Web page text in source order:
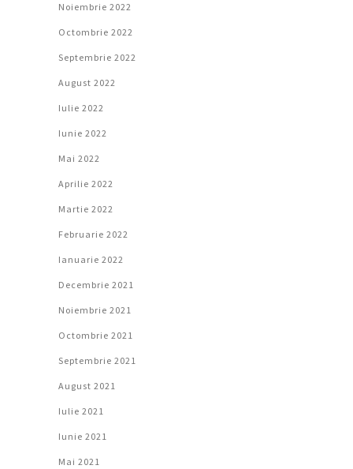
Noiembrie 2022
Octombrie 2022
Septembrie 2022
August 2022
Iulie 2022
Iunie 2022
Mai 2022
Aprilie 2022
Martie 2022
Februarie 2022
Ianuarie 2022
Decembrie 2021
Noiembrie 2021
Octombrie 2021
Septembrie 2021
August 2021
Iulie 2021
Iunie 2021
Mai 2021